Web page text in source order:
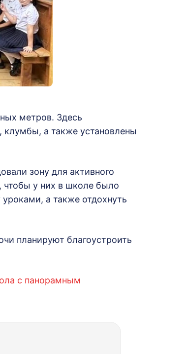
метров. Здесь
а также установлены
зону для активного
чтобы у них в школе было
а также отдохнуть
планируют благоустроить
с панорамным